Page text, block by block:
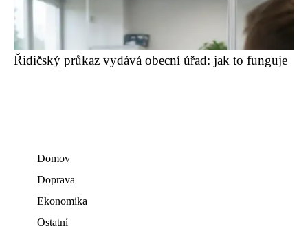
Řidičský průkaz vydává obecní úřad: jak to funguje
Domov
Doprava
Ekonomika
Ostatní